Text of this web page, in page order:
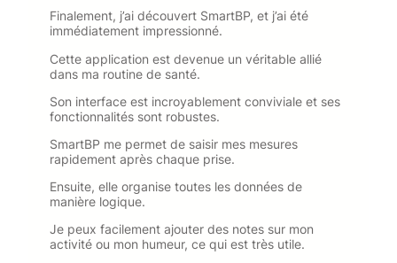
Finalement, j’ai découvert SmartBP, et j’ai été
immédiatement impressionné.
Cette application est devenue un véritable allié
dans ma routine de santé.
Son interface est incroyablement conviviale et ses
fonctionnalités sont robustes.
SmartBP me permet de saisir mes mesures
rapidement après chaque prise.
Ensuite, elle organise toutes les données de
manière logique.
Je peux facilement ajouter des notes sur mon
activité ou mon humeur, ce qui est très utile.